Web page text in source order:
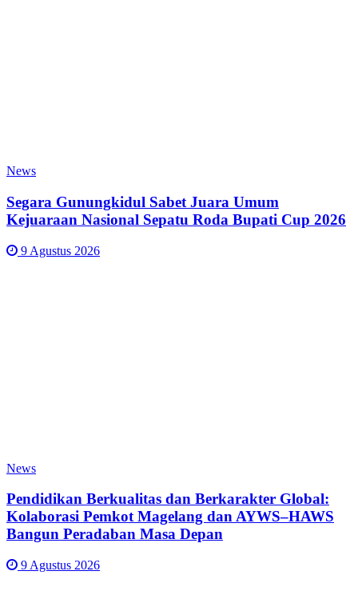
News
Segara Gunungkidul Sabet Juara Umum
Kejuaraan Nasional Sepatu Roda Bupati Cup 2026
9 Agustus 2026
News
Pendidikan Berkualitas dan Berkarakter Global:
Kolaborasi Pemkot Magelang dan AYWS–HAWS
Bangun Peradaban Masa Depan
9 Agustus 2026